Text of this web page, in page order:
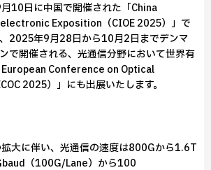
10日に中国で開催された「China
Exposition（CIOE 2025）」で
2025年9月28日から10月2日までデンマ
で開催される、光通信分野において世界有
European Conference on Optical
2025）」にも出展いたします。
大に伴い、光通信の速度は800Gから1.6T
（100G/Lane）から100